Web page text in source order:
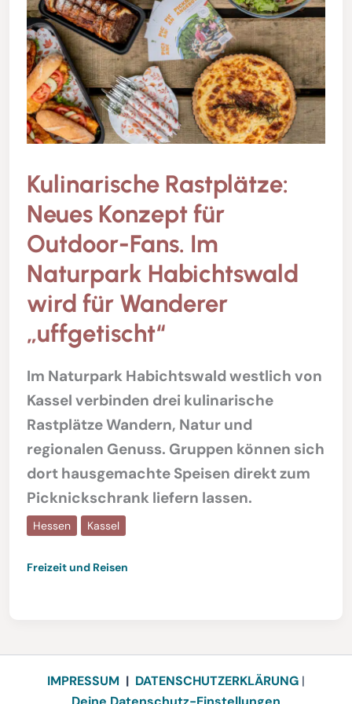
Kulinarische Rastplätze:
Neues Konzept für
Outdoor-Fans. Im
Naturpark Habichtswald
wird für Wanderer
„uffgetischt“
Im Naturpark Habichtswald westlich von
Kassel verbinden drei kulinarische
Rastplätze Wandern, Natur und
regionalen Genuss. Gruppen können sich
dort hausgemachte Speisen direkt zum
Picknickschrank liefern lassen.
Hessen Kassel
Freizeit und Reisen
IMPRESSUM | DATENSCHUTZERKLÄRUNG |